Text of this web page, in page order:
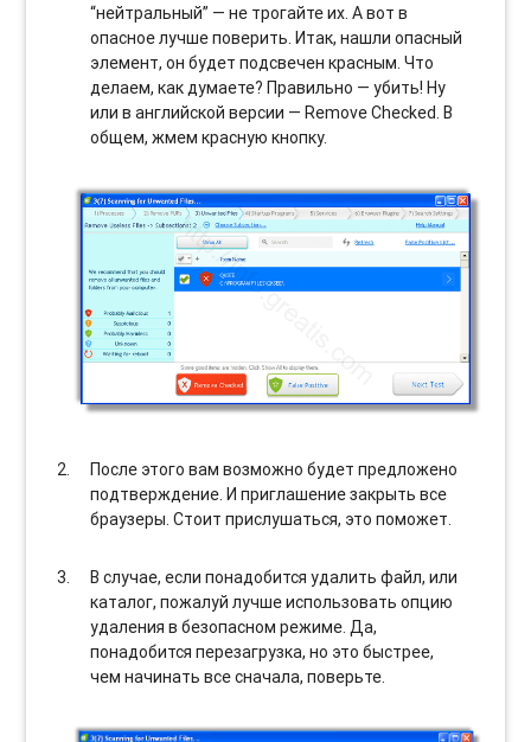
“нейтральный” — не трогайте их. А вот в
опасное лучше поверить. Итак, нашли опасный
элемент, он будет подсвечен красным. Что
делаем, как думаете? Правильно — убить! Ну
или в английской версии — Remove Checked. В
общем, жмем красную кнопку.
После этого вам возможно будет предложено
подтверждение. И приглашение закрыть все
браузеры. Стоит прислушаться, это поможет.
В случае, если понадобится удалить файл, или
каталог, пожалуй лучше использовать опцию
удаления в безопасном режиме. Да,
понадобится перезагрузка, но это быстрее,
чем начинать все сначала, поверьте.